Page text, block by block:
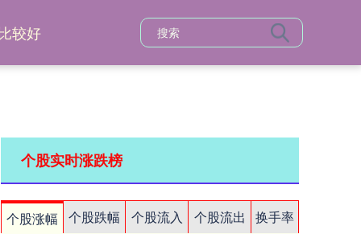
较好
个股实时涨跌榜
个股涨幅 个股跌幅 个股流入 个股流出
换手率